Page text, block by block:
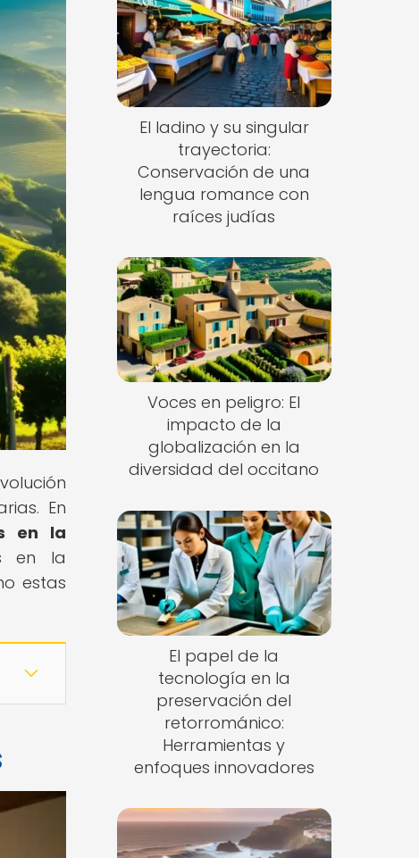
En
en la
en la
estas
El ladino y su singular
trayectoria:
Conservación de una
lengua romance con
raíces judías
Voces en peligro: El
impacto de la
globalización en la
diversidad del occitano
El papel de la
tecnología en la
preservación del
retorrománico:
Herramientas y
enfoques innovadores